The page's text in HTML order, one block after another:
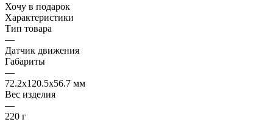
Хочу в подарок
Характеристики
Тип товара
—
Датчик движения
Габариты
—
72.2x120.5x56.7 мм
Вес изделия
—
220 г